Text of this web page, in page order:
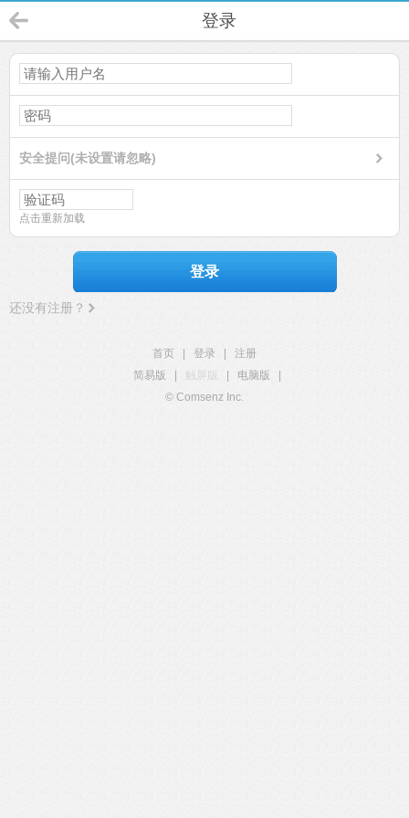
登录
安全提问(未设置请忽略)
点击重新加载
登录
还没有注册？
首页 登录
注册
简易版
触屏版 电脑版
© Comsenz Inc.